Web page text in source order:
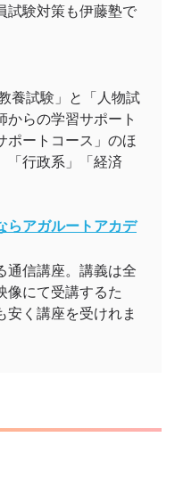
試験対策も伊藤塾で
養試験」と「人物試
からの学習サポート
ポートコース」のほ
「行政系」「経済
らアガルートアカデ
通信講座。講義は全
像にて受講するた
安く講座を受けれま